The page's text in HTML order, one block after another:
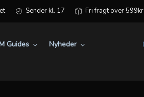
Fri fragt over 599kr
Sender kl. 17
Guides Nyheder